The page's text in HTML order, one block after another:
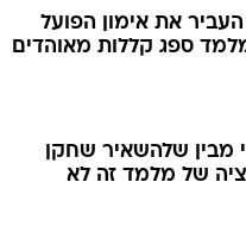
העביר את אימון הפועל
ספג קללות מאוהדים
מבין שלהשאיר שחקן
של מלמד זה לא